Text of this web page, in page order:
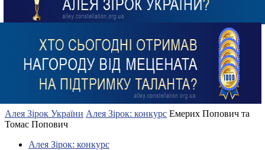
Алея Зірок України Алея Зірок: конкурс Емерих Попович та
Томас Попович
Алея Зірок: конкурс